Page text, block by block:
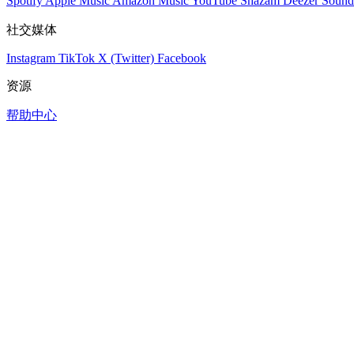
社交媒体
Instagram TikTok X (Twitter) Facebook
资源
帮助中心